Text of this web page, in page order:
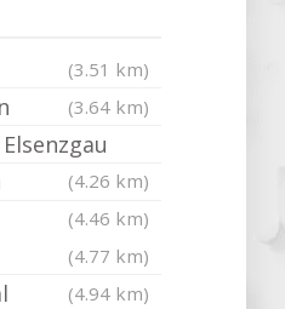
(3.51 km)
(3.64 km)
(4.26 km)
(4.46 km)
(4.77 km)
(4.94 km)